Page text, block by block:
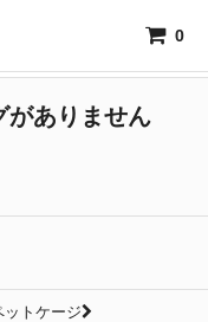
0
がありません
ットケージ